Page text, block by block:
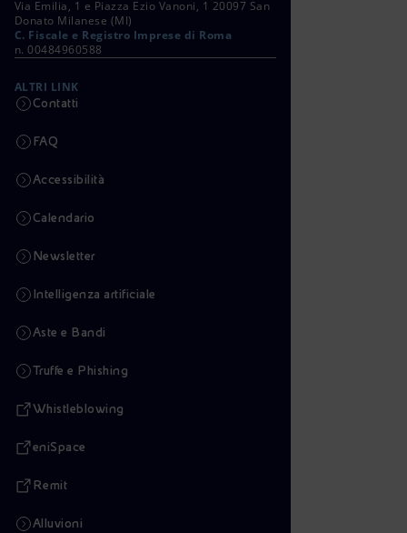
Via Emilia, 1 e Piazza Ezio Vanoni, 1 20097 San
Donato Milanese (MI)
C. Fiscale e Registro Imprese di Roma
n. 00484960588
ALTRI LINK
Contatti
FAQ
Accessibilità
Calendario
Newsletter
Intelligenza artificiale
Aste e Bandi
Truffe e Phishing
Whistleblowing
eniSpace
Remit
Alluvioni